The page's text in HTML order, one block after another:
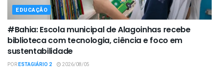
EDUCAÇÃO
#Bahia: Escola municipal de Alagoinhas recebe
biblioteca com tecnologia, ciência e foco em
sustentabilidade
PORESTAGIÁRIO 2 2026/08/05